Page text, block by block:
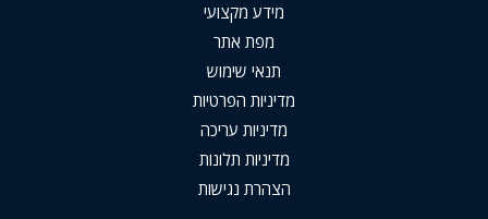
מידע מקצועי
מפת אתר
תנאי שימוש
מדיניות הפרטיות
מדיניות עריכה
מדיניות תלונות
הצהרת נגישות